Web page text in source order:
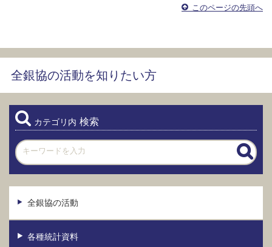
このページの先頭へ
全銀協の活動を知りたい方
カテゴリ内 検索
全銀協の活動
各種統計資料